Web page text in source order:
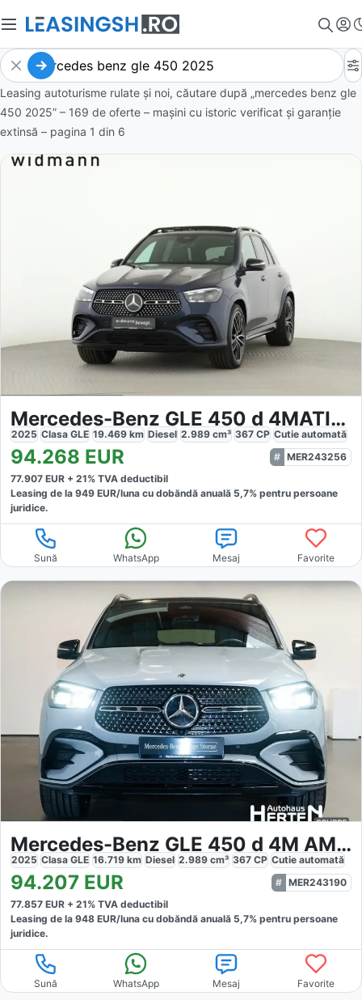
Leasing autoturisme rulate și noi, căutare după „mercedes benz gle
450 2025” – 169 de oferte – mașini cu istoric verificat și garanție
extinsă – pagina 1 din 6
Mercedes-Benz GLE 450 d 4MATIC AMG
2025 Clasa GLE 19.469 km Diesel 2.989 cm³ 367 CP Cutie automată
94.268 EUR
MER243256
77.907 EUR + 21% TVA deductibil
Leasing de la 949 EUR/luna cu dobăndă anuală 5,7% pentru persoane
juridice.
Sună WhatsApp Mesaj Favorite
Mercedes-Benz GLE 450 d 4M AMG NIGHT
2025 Clasa GLE 16.719 km Diesel 2.989 cm³ 367 CP Cutie automată
94.207 EUR
MER243190
77.857 EUR + 21% TVA deductibil
Leasing de la 948 EUR/luna cu dobăndă anuală 5,7% pentru persoane
juridice.
Sună WhatsApp Mesaj Favorite